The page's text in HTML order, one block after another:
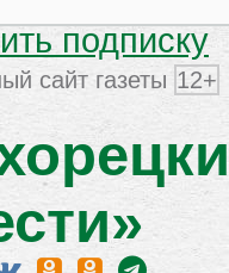
подписку
сайт газеты 12+